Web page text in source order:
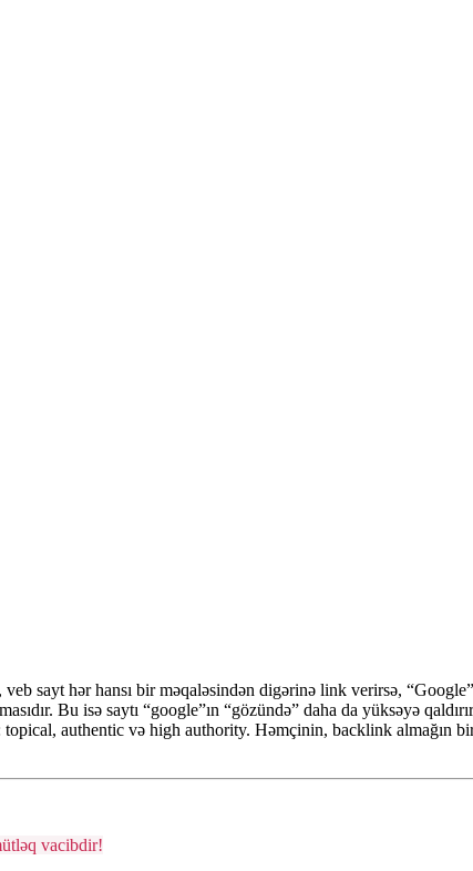
sayt hər hansı bir məqaləsindən digərinə link verirsə,
Bu isə saytı “google”ın “gözündə” daha da yüksəyə
authentic və high authority. Həmçinin, backlink almağın
vacibdir!